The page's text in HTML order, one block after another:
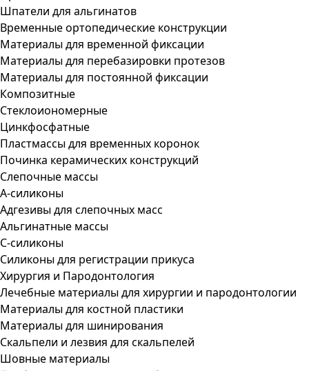
Шпатели для альгинатов
Временные ортопедические конструкции
Материалы для временной фиксации
Материалы для перебазировки протезов
Материалы для постоянной фиксации
Композитные
Стеклоиономерные
Цинкфосфатные
Пластмассы для временных коронок
Починка керамических конструкций
Слепочные массы
А-силиконы
Адгезивы для слепочных масс
Альгинатные массы
С-силиконы
Силиконы для регистрации прикуса
Хирургия и Пародонтология
Лечебные материалы для хирургии и пародонтологии
Материалы для костной пластики
Материалы для шинирования
Скальпели и лезвия для скальпелей
Шовные материалы